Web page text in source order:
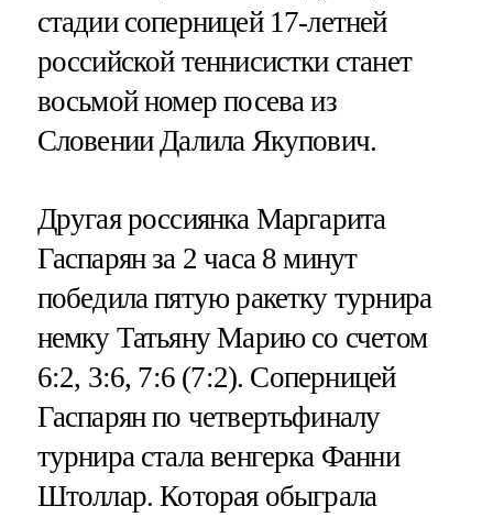
стадии соперницей 17-летней
российской теннисистки станет
восьмой номер посева из
Словении Далила Якупович.
Другая россиянка Маргарита
Гаспарян за 2 часа 8 минут
победила пятую ракетку турнира
немку Татьяну Марию со счетом
6:2, 3:6, 7:6 (7:2). Соперницей
Гаспарян по четвертьфиналу
турнира стала венгерка Фанни
Штоллар. Которая обыграла